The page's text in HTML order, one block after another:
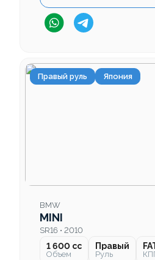
Правый руль Япония
BMW
MINI
SR16 • 2010
1 600 cc
Объем
Правый
Руль